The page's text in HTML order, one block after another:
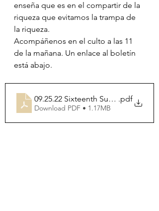
enseña que es en el compartir de la
riqueza que evitamos la trampa de
la riqueza.
Acompáñenos en el culto a las 11
de la mañana. Un enlace al boletín
está abajo.
09.25.22 Sixteenth Sunday after
.pdf
Download PDF • 1.17MB